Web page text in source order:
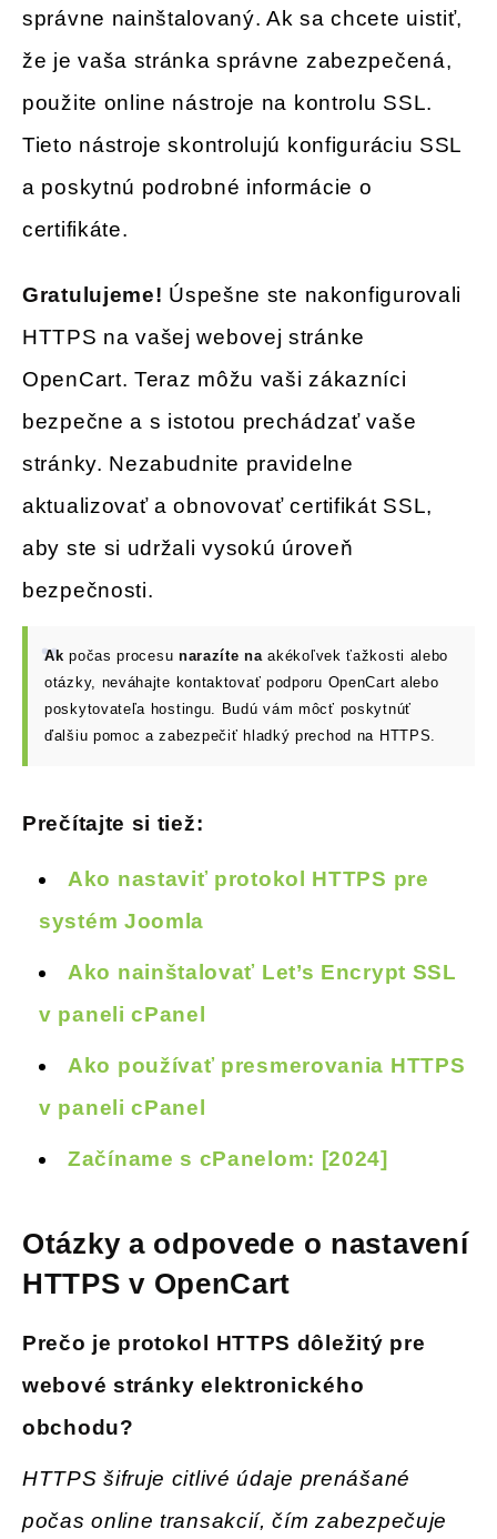
správne nainštalovaný. Ak sa chcete uistiť,
že je vaša stránka správne zabezpečená,
použite online nástroje na kontrolu SSL.
Tieto nástroje skontrolujú konfiguráciu SSL
a poskytnú podrobné informácie o
certifikáte.
Gratulujeme! Úspešne ste nakonfigurovali
HTTPS na vašej webovej stránke
OpenCart. Teraz môžu vaši zákazníci
bezpečne a s istotou prechádzať vaše
stránky. Nezabudnite pravidelne
aktualizovať a obnovovať certifikát SSL,
aby ste si udržali vysokú úroveň
bezpečnosti.
Ak počas procesu narazíte na akékoľvek ťažkosti alebo
otázky, neváhajte kontaktovať podporu OpenCart alebo
poskytovateľa hostingu. Budú vám môcť poskytnúť
ďalšiu pomoc a zabezpečiť hladký prechod na HTTPS.
Prečítajte si tiež:
Ako nastaviť protokol HTTPS pre
systém Joomla
Ako nainštalovať Let’s Encrypt SSL
v paneli cPanel
Ako používať presmerovania HTTPS
v paneli cPanel
Začíname s cPanelom: [2024]
Otázky a odpovede o nastavení
HTTPS v OpenCart
Prečo je protokol HTTPS dôležitý pre
webové stránky elektronického
obchodu?
HTTPS šifruje citlivé údaje prenášané
počas online transakcií, čím zabezpečuje